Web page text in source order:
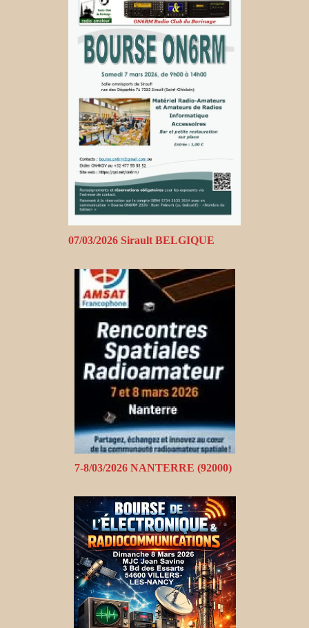
07/03/2026 Sirault BELGIQUE
7-8/03/2026 NANTERRE (92000)